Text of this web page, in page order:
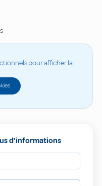
pour afficher la
d'informations